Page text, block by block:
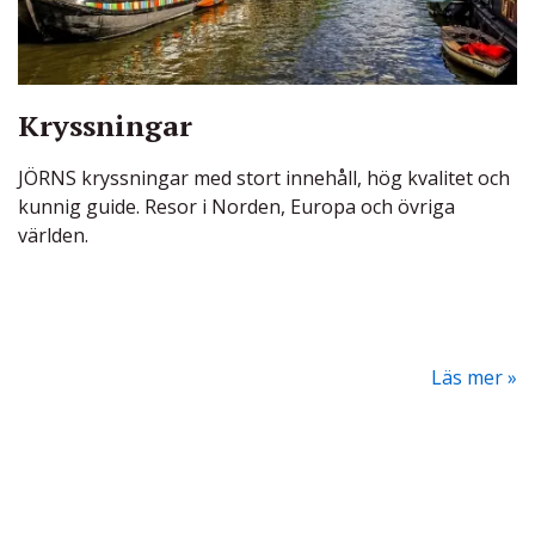
Kryssningar
JÖRNS kryssningar med stort innehåll, hög kvalitet och
kunnig guide. Resor i Norden, Europa och övriga
världen.
Läs mer